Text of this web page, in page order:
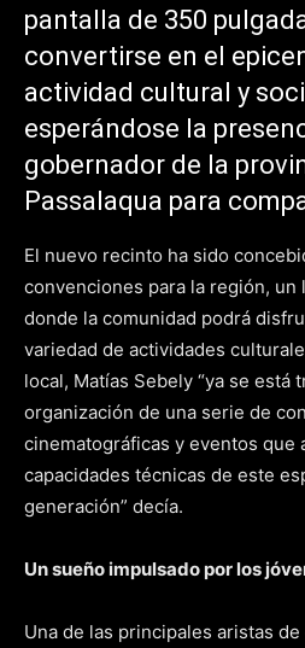
pantalla de 350
convertirse en el
actividad cultural y
esperándose la
gobernador de la
Passalaqua para
El nuevo recinto ha sido
convenciones para la región, un
donde la comunidad podrá
variedad de actividades
local, Matías Sebely “ya se está
organización de una serie de
cinematográficas y eventos que
capacidades técnicas de este
generación” decía.
Un sueño impulsado por los
Una de las principales aristas